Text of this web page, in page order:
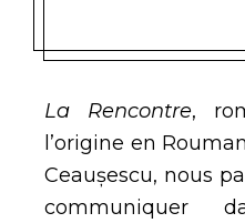
La Rencontre,
l’origine en
Ceaușescu, nous
communiquer